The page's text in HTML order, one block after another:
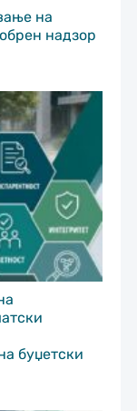
на
надзор
буџетски